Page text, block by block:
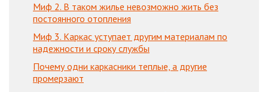
Миф 2. В таком жилье невозможно жить без
постоянного отопления
Миф 3. Каркас уступает другим материалам по
надежности и сроку службы
Почему одни каркасники теплые, а другие
промерзают